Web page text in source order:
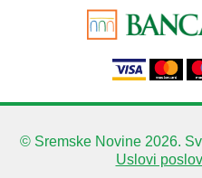
© Sremske Novine 2026.
Uslovi